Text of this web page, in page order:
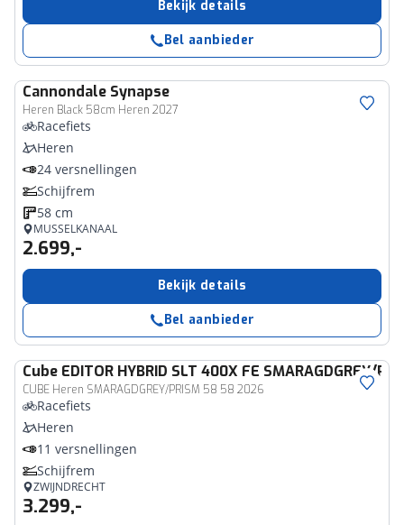
Bekijk details
Bel aanbieder
Cannondale Synapse
Heren Black 58cm Heren 2027
Racefiets
Heren
24 versnellingen
Schijfrem
58 cm
MUSSELKANAAL
2.699,-
Bekijk details
Bel aanbieder
Cube EDITOR HYBRID SLT 400X FE SMARAGDGREY/
CUBE Heren SMARAGDGREY/PRISM 58 58 2026
Racefiets
Heren
11 versnellingen
Schijfrem
ZWIJNDRECHT
3.299,-